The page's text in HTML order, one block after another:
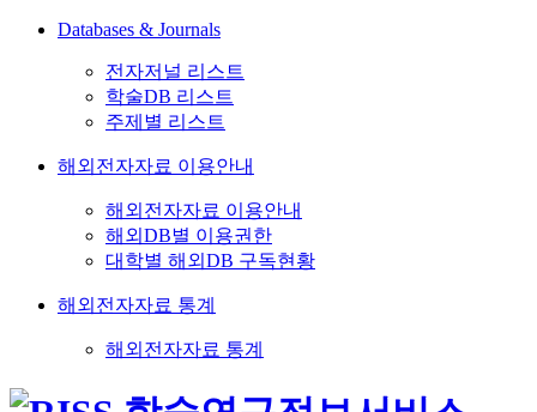
Databases & Journals
전자저널 리스트
학술DB 리스트
주제별 리스트
해외전자자료 이용안내
해외전자자료 이용안내
해외DB별 이용권한
대학별 해외DB 구독현황
해외전자자료 통계
해외전자자료 통계